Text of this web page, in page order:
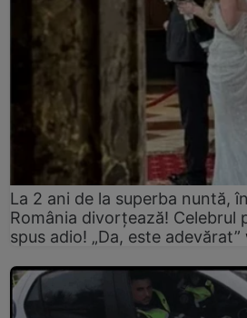
La 2 ani de la superba nuntă,
România divorțează! Celebrul
spus adio! „Da, este adevărat”